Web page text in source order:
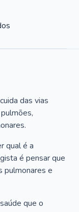
das vias
qual é a
é pensar que
pulmonares e
que o